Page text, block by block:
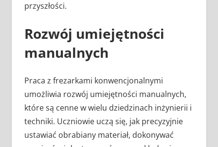
przyszłości.
Rozwój umiejętności
manualnych
Praca z frezarkami konwencjonalnymi
umożliwia rozwój umiejętności manualnych,
które są cenne w wielu dziedzinach inżynierii i
techniki. Uczniowie uczą się, jak precyzyjnie
ustawiać obrabiany materiał, dokonywać